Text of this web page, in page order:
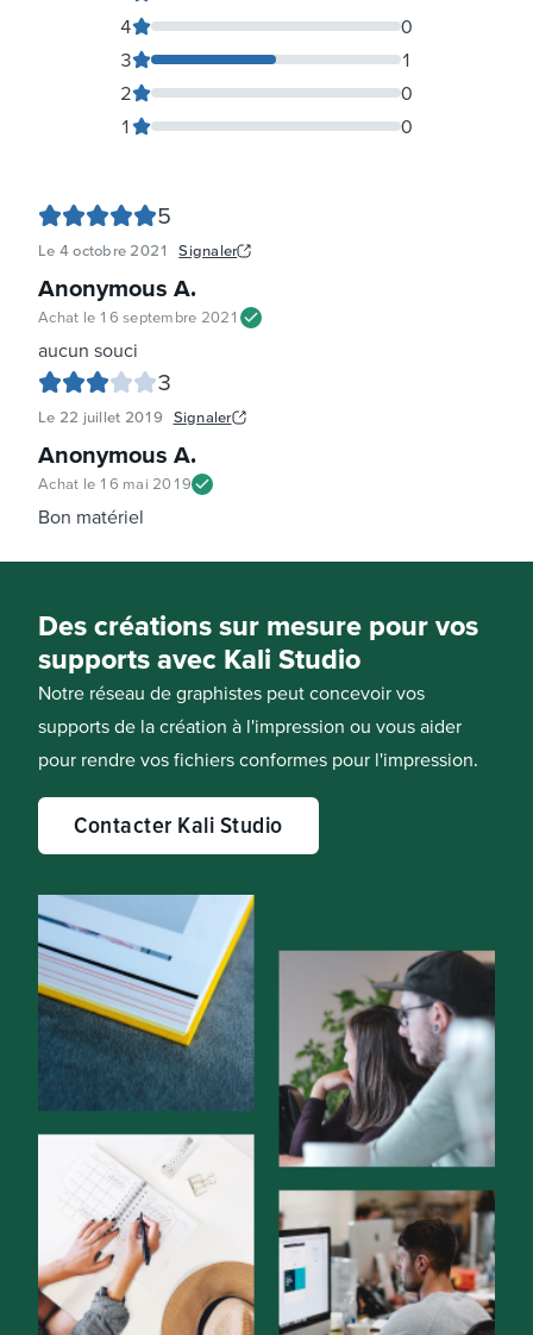
1 0
2 0
3 1
4 0
5
Le 4 octobre 2021 Signaler
Anonymous A.
Achat le 16 septembre 2021
aucun souci
3
Le 22 juillet 2019 Signaler
Anonymous A.
Achat le 16 mai 2019
Bon matériel
Des créations sur mesure pour vos
supports avec Kali Studio
Notre réseau de graphistes peut concevoir vos
supports de la création à l'impression ou vous aider
pour rendre vos fichiers conformes pour l'impression.
Contacter Kali Studio